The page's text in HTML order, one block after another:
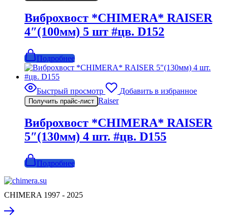
Виброхвост *CHIMERA* RAISER
4″(100мм) 5 шт #цв. D152
Подробнее
Быстрый просмотр Добавить в избранное
Получить прайс-лист Raiser
Виброхвост *CHIMERA* RAISER
5″(130мм) 4 шт. #цв. D155
Подробнее
CHIMERA 1997 - 2025